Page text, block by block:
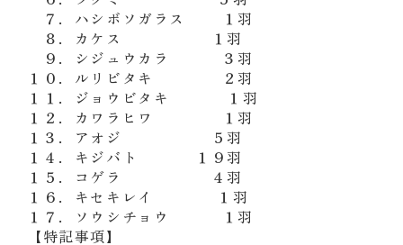
７．ハシボソガラス １羽
８．カケス １羽
９．シジュウカラ ３羽
１０．ルリビタキ ２羽
１１．ジョウビタキ １羽
１２．カワラヒワ １羽
１３．アオジ ５羽
１４．キジバト １９羽
１５．コゲラ ４羽
１６．キセキレイ １羽
１７．ソウシチョウ １羽
【特記事項】